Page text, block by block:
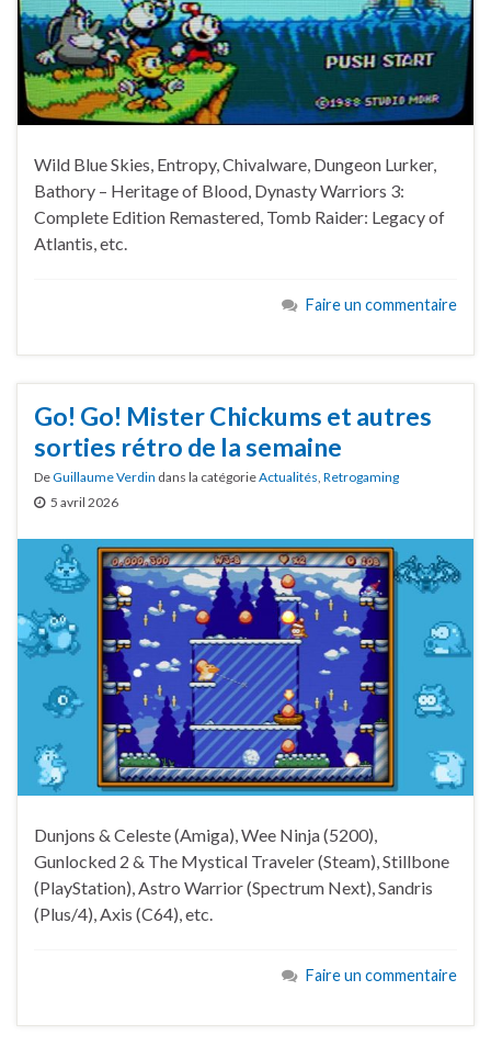
Wild Blue Skies, Entropy, Chivalware, Dungeon Lurker,
Bathory – Heritage of Blood, Dynasty Warriors 3:
Complete Edition Remastered, Tomb Raider: Legacy of
Atlantis, etc.
Faire un commentaire
Go! Go! Mister Chickums et autres
sorties rétro de la semaine
DeGuillaume Verdin dans la catégorieActualités Retrogaming
5 avril 2026
Dunjons & Celeste (Amiga), Wee Ninja (5200),
Gunlocked 2 & The Mystical Traveler (Steam), Stillbone
(PlayStation), Astro Warrior (Spectrum Next), Sandris
(Plus/4), Axis (C64), etc.
Faire un commentaire